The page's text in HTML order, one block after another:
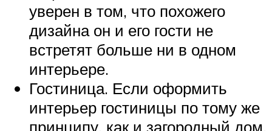
уверен в том, что похожего
дизайна он и его гости не
встретят больше ни в одном
интерьере.
Гостиница. Если оформить
интерьер гостиницы по тому же
принципу, как и загородный дом,